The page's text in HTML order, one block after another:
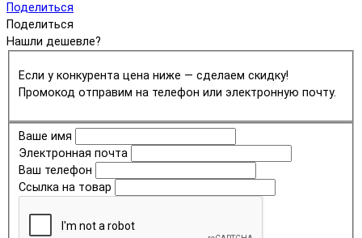
Поделиться
Поделиться
Нашли дешевле?
Если у конкурента цена ниже — сделаем скидку!
Промокод отправим на телефон или электронную почту.
Ваше имя
Электронная почта
Ваш телефон
Ссылка на товар